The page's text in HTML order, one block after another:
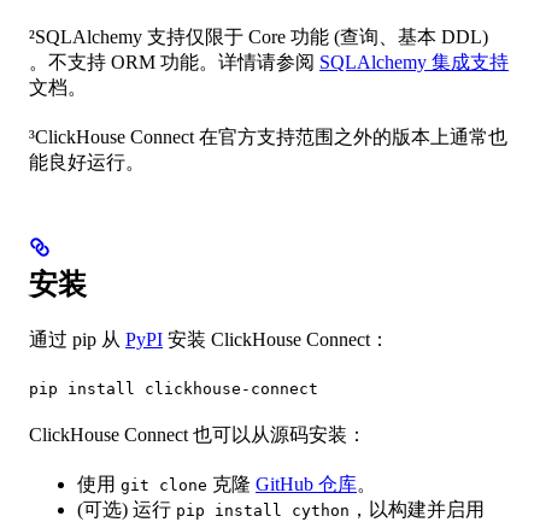
²SQLAlchemy 支持仅限于 Core 功能 (查询、基本 DDL)
。不支持 ORM 功能。详情请参阅 SQLAlchemy 集成支持
文档。
³ClickHouse Connect 在官方支持范围之外的版本上通常也
能良好运行。
安装
通过 pip 从 PyPI 安装 ClickHouse Connect：
pip install clickhouse-connect
ClickHouse Connect 也可以从源码安装：
使用 git clone 克隆 GitHub 仓库。
(可选) 运行 pip install cython ，以构建并启用